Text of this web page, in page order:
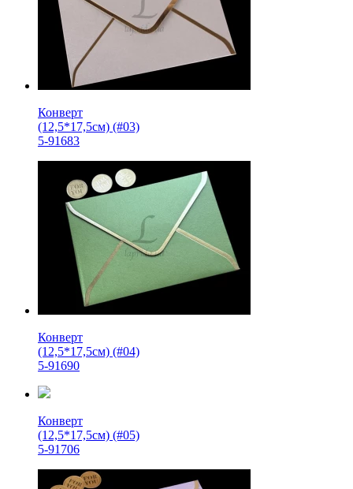
Конверт
(12,5*17,5см) (#03)
5-91683
Конверт
(12,5*17,5см) (#04)
5-91690
Конверт
(12,5*17,5см) (#05)
5-91706